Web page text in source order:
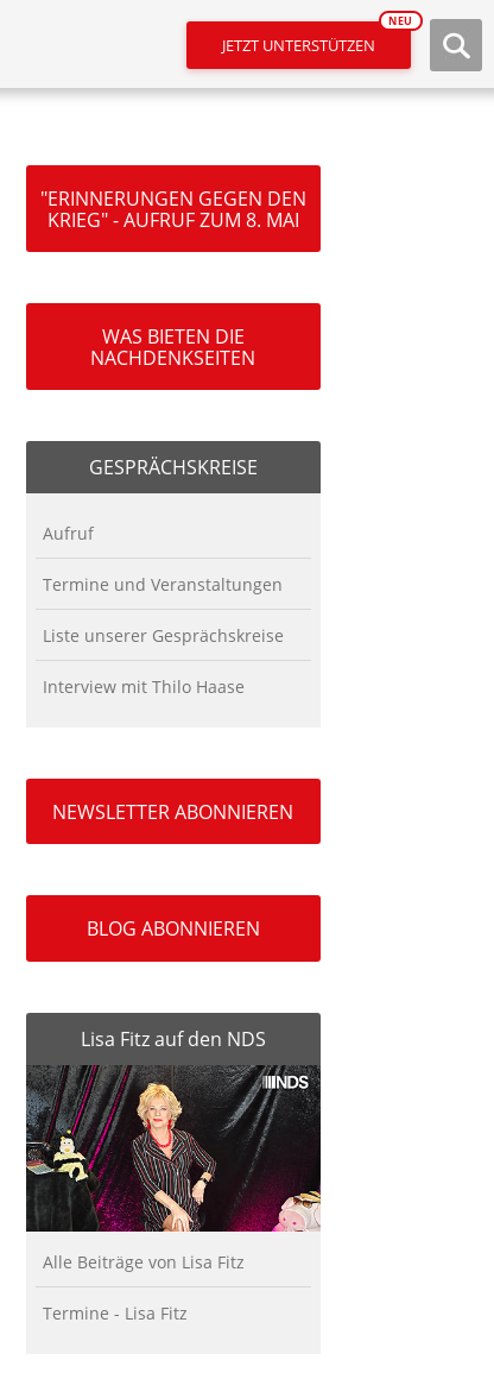
JETZT UNTERSTÜTZEN
NEU
"ERINNERUNGEN GEGEN DEN
KRIEG" - AUFRUF ZUM 8. MAI
WAS BIETEN DIE
NACHDENKSEITEN
GESPRÄCHSKREISE
Aufruf
Termine und Veranstaltungen
Liste unserer Gesprächskreise
Interview mit Thilo Haase
NEWSLETTER ABONNIEREN
BLOG ABONNIEREN
Lisa Fitz auf den NDS
Alle Beiträge von Lisa Fitz
Termine - Lisa Fitz